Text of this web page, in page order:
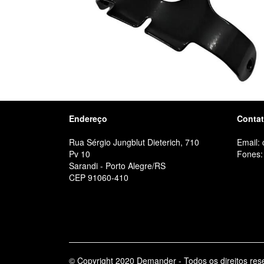
Endereço
Rua Sérgio Jungblut Dieterich, 710
Pv 10
Sarandi - Porto Alegre/RS
CEP 91060-410
Email:
© Copyright 2020 Demander - Todos os direitos